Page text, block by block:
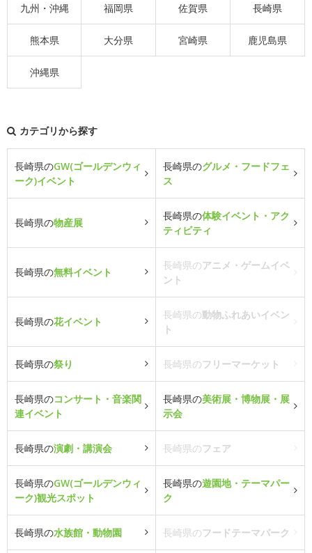
九州・沖縄 福岡県 佐賀県 長崎県
熊本県 大分県 宮崎県 鹿児島県
沖縄県
カテゴリから探す
長崎県のGW(ゴールデンウィ
ーク)イベント
長崎県のグルメ・フードフェ
ス
長崎県の物産展
長崎県の体験イベント・アク
ティビティ
長崎県の無料イベント
長崎県のアニメ・ゲームイベ
ント
長崎県の花イベント
長崎県の動物ふれあいイベン
ト
長崎県の祭り 長崎県のフリーマーケット
長崎県のコンサート・音楽関
連イベント
長崎県の美術展・博物展・展
示会
長崎県の演劇・講演会 長崎県のフェア
長崎県のGW(ゴールデンウィ
ーク)観光スポット
長崎県の遊園地・テーマパー
ク
長崎県の水族館・動物園 長崎県のフードテーマパーク